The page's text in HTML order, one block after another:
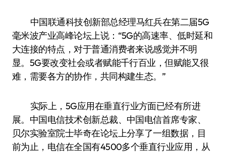
中国联通科技创新部总经理马红兵在第二届5G
毫米波产业高峰论坛上说：“5G的高速率、低时延和
大连接的特点，对于普通消费者来说感觉并不明
显。5G要改变社会或者赋能千行百业，但赋能又很
难，需要各方的协作，共同构建生态。”
实际上，5G应用在垂直行业方面已经有所进
展。中国电信技术创新总裁、中国电信首席专家、
贝尔实验室院士毕奇在论坛上分享了一组数据，目
前为止，电信在全国有4500多个垂直行业应用，从